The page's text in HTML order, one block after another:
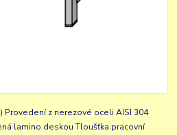
Provedení z nerezové oceli AISI 304
lamino deskou Tloušťka pracovní